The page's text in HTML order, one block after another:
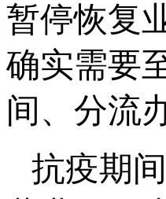
暂停恢复
确实需要
间、分流
抗疫期